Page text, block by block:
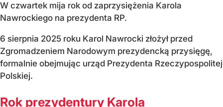
W czwartek mija rok od zaprzysiężenia Karola
Nawrockiego na prezydenta RP.
6 sierpnia 2025 roku Karol Nawrocki złożył przed
Zgromadzeniem Narodowym prezydencką przysięgę,
formalnie obejmując urząd Prezydenta Rzeczypospolitej
Polskiej.
Rok prezydentury Karola